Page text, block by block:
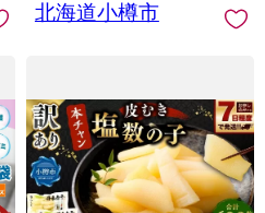
北海道小樽市